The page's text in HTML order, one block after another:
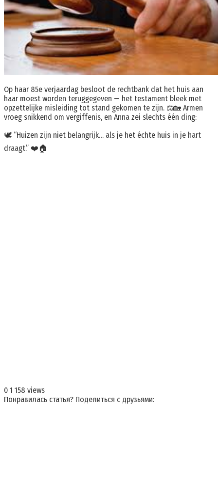
Op haar 85e verjaardag besloot de rechtbank dat het huis aan
haar moest worden teruggegeven — het testament bleek met
opzettelijke misleiding tot stand gekomen te zijn. ⚖️🏡 Armen
vroeg snikkend om vergiffenis, en Anna zei slechts één ding:
🕊️ “Huizen zijn niet belangrijk… als je het échte huis in je hart
draagt.” ❤️🏠
0 1 158 views
Понравилась статья? Поделиться с друзьями: